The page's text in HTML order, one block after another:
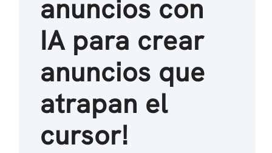
anuncios con
IA para crear
anuncios que
atrapan el
cursor!